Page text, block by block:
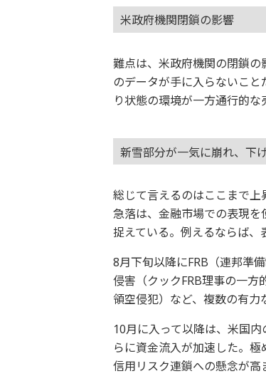
米政府機関閉鎖の影響
難点は、米政府機関の閉鎖
のデータが手に入らないこ
り状態の環境が一方通行的
新雪部分が一気に崩れ、下
総じて言えるのはここまで
急落は、金融市場での表現
捉えている。例えるならば、
8月下旬以降にFRB（連邦準
侵害（クックFRB理事の一
領空侵犯）など、複数の有力
10月に入って以降は、米国
らに資金流入が加速した。
信用リスク連鎖への懸念が高